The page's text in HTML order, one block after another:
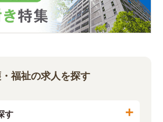
福祉の求人を探す
す